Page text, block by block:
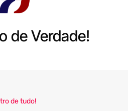
de Verdade!
de tudo!